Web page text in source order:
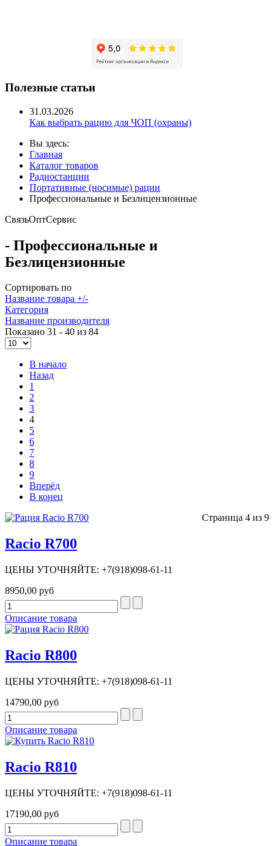
Полезные статьи
31.03.2026
Как выбрать рацию для ЧОП (охраны)
Вы здесь:
Главная
Каталог товаров
Радиостанции
Портативные (носимые) рации
Профессиональные и Безлицензионные
СвязьОптСервис
- Профессиональные и
Безлицензионные
Сортировать по
Название товара +/-
Категория
Название производителя
Показано 31 - 40 из 84
В начало
Назад
1
2
3
4
5
6
7
8
9
Вперёд
В конец
Страница 4 из 9
Racio R700
ЦЕНЫ УТОЧНЯЙТЕ: +7(918)098-61-11
8950,00 руб
Описание товара
Racio R800
ЦЕНЫ УТОЧНЯЙТЕ: +7(918)098-61-11
14790,00 руб
Описание товара
Racio R810
ЦЕНЫ УТОЧНЯЙТЕ: +7(918)098-61-11
17190,00 руб
Описание товара